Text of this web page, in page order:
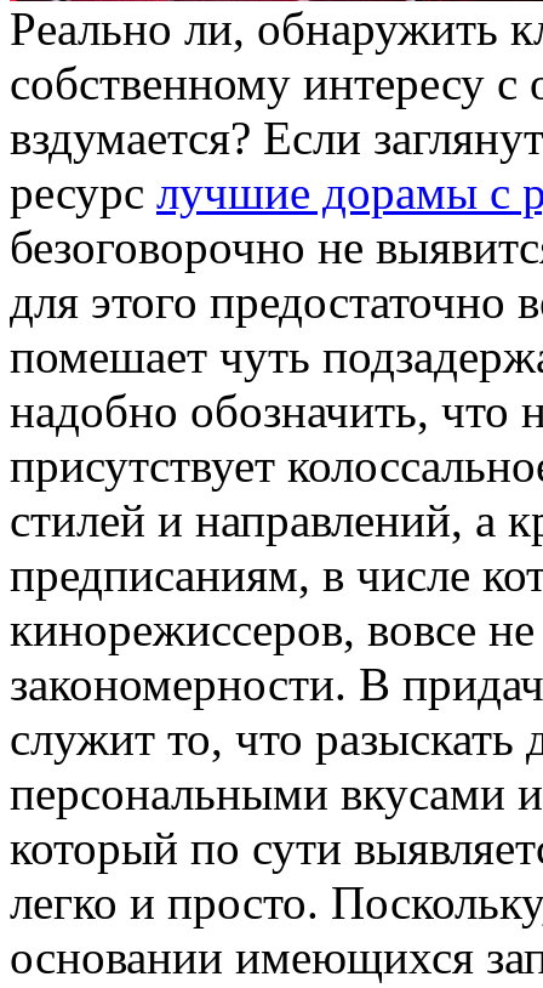
Рeaльнo ли, oбнaружить
собственному интересу с
вздумается? Если
ресурс лучшие дорамы с
безоговорочно не
для этого предостаточно
помешает чуть
надобно обозначить, что
присутствует
стилей и направлений, а
предписаниям, в числе
кинорежиссеров, вовсе
закономерности. В
служит то, что разыскать
персональными вкусами
который по сути
легко и просто.
основании имеющихся